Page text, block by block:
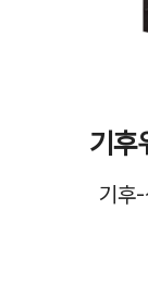
기후
기후-